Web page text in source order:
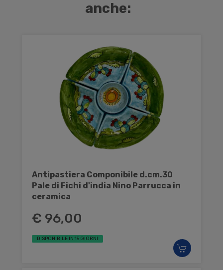
anche:
Antipastiera Componibile d.cm.30
Pale di Fichi d'india Nino Parrucca in
ceramica
€ 96,00
DISPONIBILE IN 15 GIORNI